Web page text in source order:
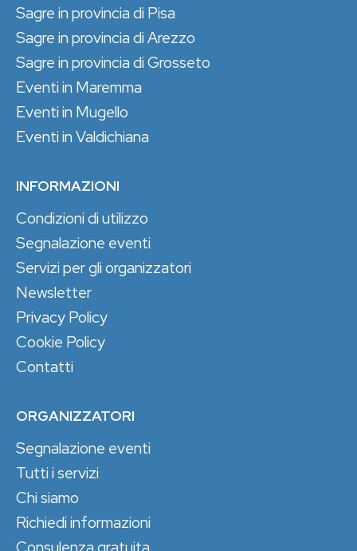
Sagre in provincia di Pisa
Sagre in provincia di Arezzo
Sagre in provincia di Grosseto
Eventi in Maremma
Eventi in Mugello
Eventi in Valdichiana
INFORMAZIONI
Condizioni di utilizzo
Segnalazione eventi
Servizi per gli organizzatori
Newsletter
Privacy Policy
Cookie Policy
Contatti
ORGANIZZATORI
Segnalazione eventi
Tutti i servizi
Chi siamo
Richiedi informazioni